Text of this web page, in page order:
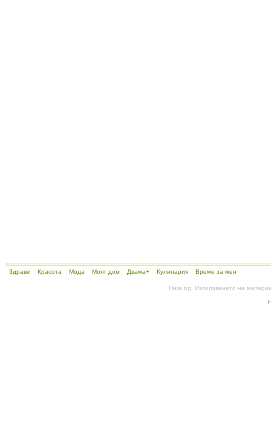
Здраве Красота Мода Моят дом Двама+ Кулинария Време за мен
Hera.bg. Използването на